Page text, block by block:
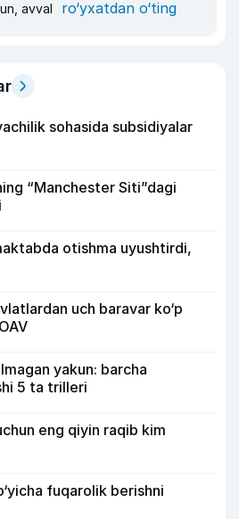
avval ro‘yxatdan o‘ting
sohasida subsidiyalar
“Manchester Siti”dagi
otishma uyushtirdi,
uch baravar ko‘p
yakun: barcha
5 ta trilleri
eng qiyin raqib kim
fuqarolik berishni